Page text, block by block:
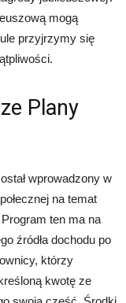
mogą
przyjrzymy się
Plany
wprowadzony w
na temat
ten ma na
źródła dochodu po
którzy
kwotę ze